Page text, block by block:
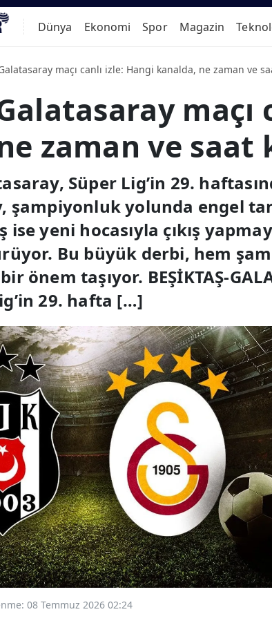
Dünya Ekonomi Spor Magazin
maçı canlı izle: Hangi kanalda, ne zaman ve
maçı
zaman ve saat
Süper Lig’in 29.
şampiyonluk yolunda engel
ise yeni hocasıyla çıkış
Bu büyük derbi, hem
önem taşıyor. BEŞİKTAŞ-
29. hafta […]
08 Temmuz 2026 02:24